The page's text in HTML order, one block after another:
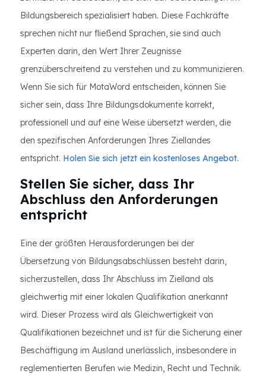
Bildungsbereich spezialisiert haben. Diese Fachkräfte
sprechen nicht nur fließend Sprachen, sie sind auch
Experten darin, den Wert Ihrer Zeugnisse
grenzüberschreitend zu verstehen und zu kommunizieren.
Wenn Sie sich für MotaWord entscheiden, können Sie
sicher sein, dass Ihre Bildungsdokumente korrekt,
professionell und auf eine Weise übersetzt werden, die
den spezifischen Anforderungen Ihres Ziellandes
entspricht. Holen Sie sich jetzt ein kostenloses Angebot.
Stellen Sie sicher, dass Ihr
Abschluss den Anforderungen
entspricht
Eine der größten Herausforderungen bei der
Übersetzung von Bildungsabschlüssen besteht darin,
sicherzustellen, dass Ihr Abschluss im Zielland als
gleichwertig mit einer lokalen Qualifikation anerkannt
wird. Dieser Prozess wird als Gleichwertigkeit von
Qualifikationen bezeichnet und ist für die Sicherung einer
Beschäftigung im Ausland unerlässlich, insbesondere in
reglementierten Berufen wie Medizin, Recht und Technik.